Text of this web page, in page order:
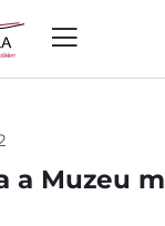
a Muzeu